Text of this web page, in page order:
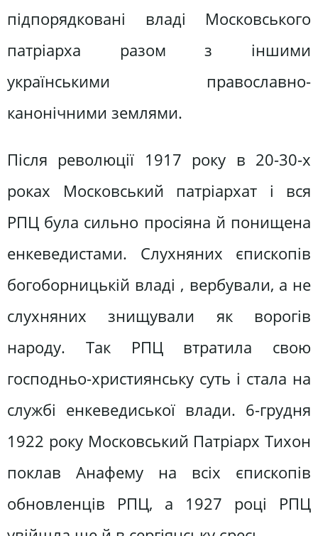
підпорядковані владі Московського
патріарха разом з іншими
українськими православно-
канонічними землями.
Після революції 1917 року в 20-30-х
роках Московський патріархат і вся
РПЦ була сильно просіяна й понищена
енкеведистами. Слухняних єпископів
богоборницькій владі , вербували, а не
слухняних знищували як ворогів
народу. Так РПЦ втратила свою
господньо-християнську суть і стала на
службі енкеведиської влади. 6-грудня
1922 року Московський Патріарх Тихон
поклав Анафему на всіх єпископів
обновленців РПЦ, а 1927 році РПЦ